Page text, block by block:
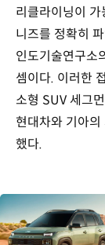
리클라이닝이
니즈를 정확히
인도기술연구소
셈이다. 이러한
소형 SUV 세그
현대차와 기아
했다.